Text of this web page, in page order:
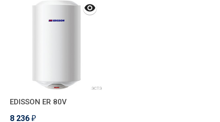
EDISSON ER 80V
8 236 ₽